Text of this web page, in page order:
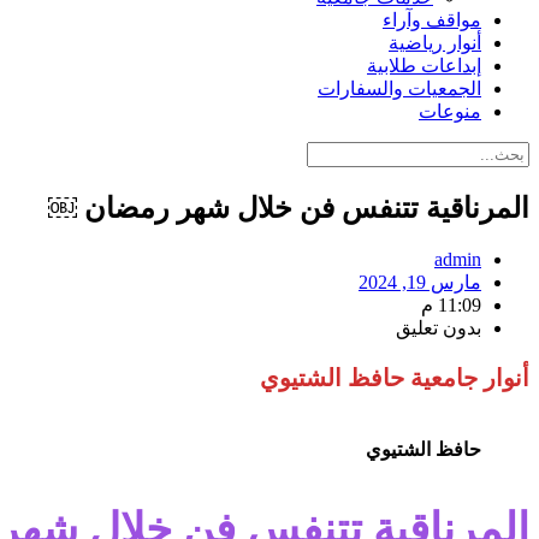
مواقف وآراء
أنوار رياضية
إبداعات طلابية
الجمعيات والسفارات
منوعات
المرناقية تتنفس فن خلال شهر رمضان ￼
admin
مارس 19, 2024
11:09 م
بدون تعليق
أنوار جامعية حافظ الشتيوي
حافظ الشتيوي
المرناقية تتنفس فن خلال